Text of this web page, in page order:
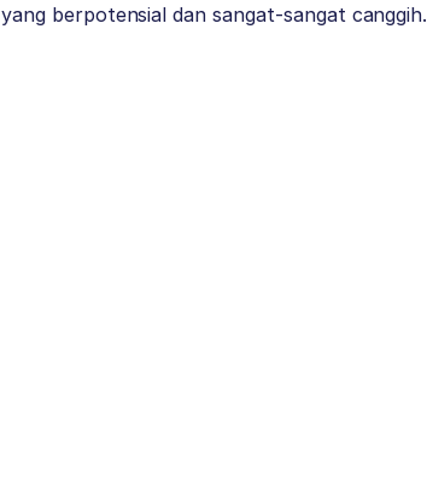
yang berpotensial dan sangat-sangat canggih.